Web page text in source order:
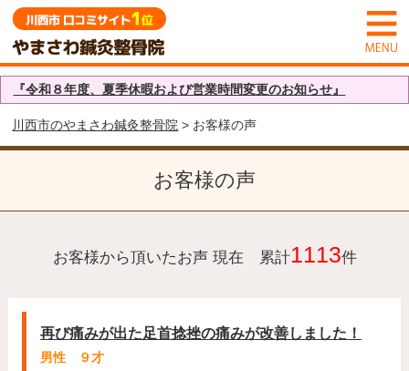
『令和８年度、夏季休暇および営業時間変更のお知らせ』
川西市のやまさわ鍼灸整骨院 > お客様の声
お客様の声
お客様から頂いたお声 現在 累計1113件
再び痛みが出た足首捻挫の痛みが改善しました！
男性 ９才